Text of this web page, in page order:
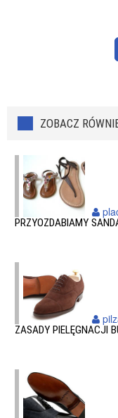
ZOBACZ
PRZYOZDABIAMY
ZASADY PIELĘGNACJI